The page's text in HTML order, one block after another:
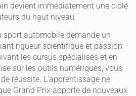
devient immédiatement une cible
du haut niveau.
sport automobile demande un
rigueur scientifique et passion
les cursus spécialisés et en
sur les outils numériques, vous
réussite. L’apprentissage ne
Grand Prix apporte de nouveaux